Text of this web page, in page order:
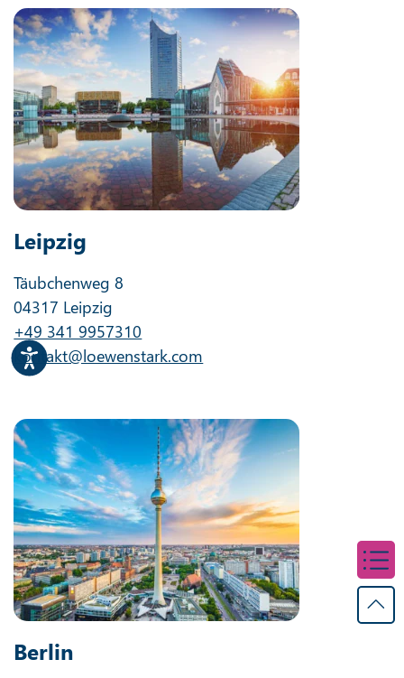
Leipzig
Täubchenweg 8
04317 Leipzig
+49 341 9957310
kontakt@loewenstark.com
Berlin